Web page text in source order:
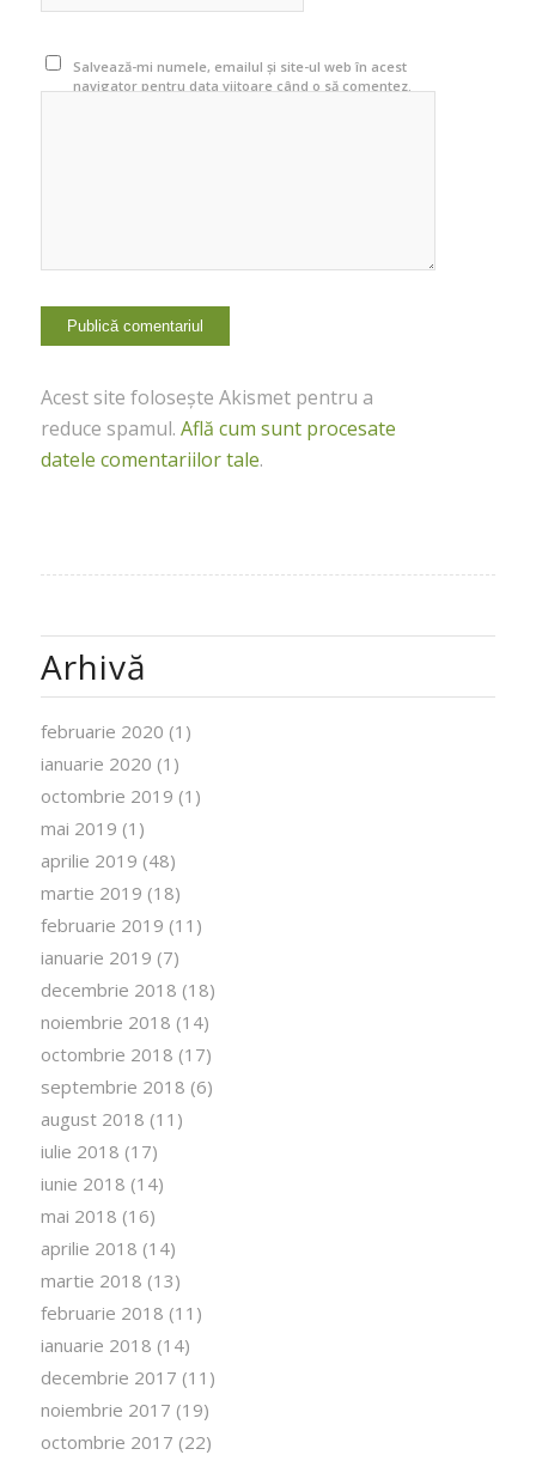
Salvează-mi numele, emailul și site-ul web în acest
navigator pentru data viitoare când o să comentez.
Acest site folosește Akismet pentru a
reduce spamul. Află cum sunt procesate
datele comentariilor tale.
Arhivă
februarie 2020 (1)
ianuarie 2020 (1)
octombrie 2019 (1)
mai 2019 (1)
aprilie 2019 (48)
martie 2019 (18)
februarie 2019 (11)
ianuarie 2019 (7)
decembrie 2018 (18)
noiembrie 2018 (14)
octombrie 2018 (17)
septembrie 2018 (6)
august 2018 (11)
iulie 2018 (17)
iunie 2018 (14)
mai 2018 (16)
aprilie 2018 (14)
martie 2018 (13)
februarie 2018 (11)
ianuarie 2018 (14)
decembrie 2017 (11)
noiembrie 2017 (19)
octombrie 2017 (22)